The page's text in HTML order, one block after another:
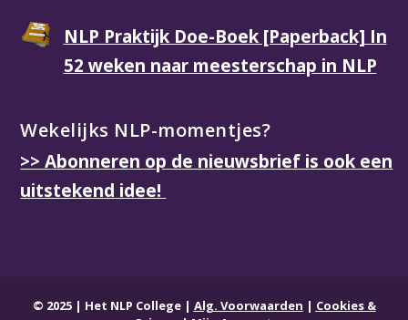
NLP Praktijk Doe-Boek [Paperback] In
52 weken naar meesterschap in NLP
Wekelijks NLP-momentjes?
>> Abonneren op de nieuwsbrief is ook een
uitstekend idee!
© 2025| Het NLP College| Alg. Voorwaarden | Cookies &